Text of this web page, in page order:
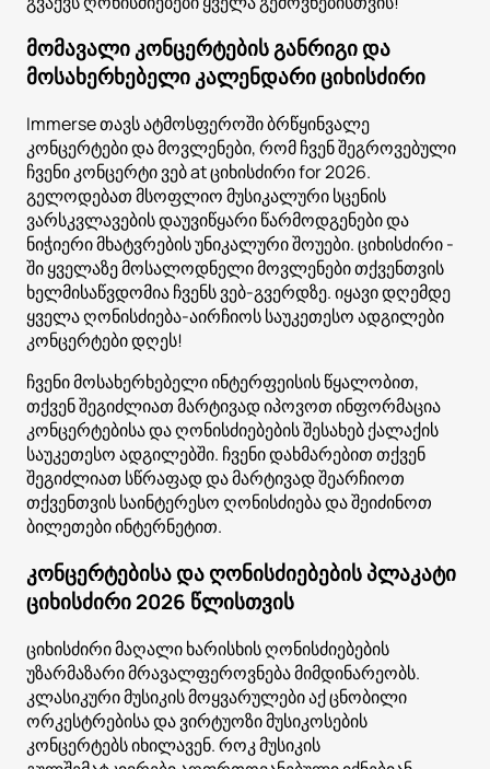
მომავალი კონცერტების განრიგი და
მოსახერხებელი კალენდარი ციხისძირი
Immerse თავს ატმოსფეროში ბრწყინვალე
კონცერტები და მოვლენები, რომ ჩვენ შეგროვებული
ჩვენი კონცერტი ვებ at ციხისძირი for 2026.
გელოდებათ მსოფლიო მუსიკალური სცენის
ვარსკვლავების დაუვიწყარი წარმოდგენები და
ნიჭიერი მხატვრების უნიკალური შოუები. ციხისძირი -
ში ყველაზე მოსალოდნელი მოვლენები თქვენთვის
ხელმისაწვდომია ჩვენს ვებ-გვერდზე. იყავი დღემდე
ყველა ღონისძიება-აირჩიოს საუკეთესო ადგილები
კონცერტები დღეს!
ჩვენი მოსახერხებელი ინტერფეისის წყალობით,
თქვენ შეგიძლიათ მარტივად იპოვოთ ინფორმაცია
კონცერტებისა და ღონისძიებების შესახებ ქალაქის
საუკეთესო ადგილებში. ჩვენი დახმარებით თქვენ
შეგიძლიათ სწრაფად და მარტივად შეარჩიოთ
თქვენთვის საინტერესო ღონისძიება და შეიძინოთ
ბილეთები ინტერნეტით.
კონცერტებისა და ღონისძიებების პლაკატი
ციხისძირი 2026 წლისთვის
ციხისძირი მაღალი ხარისხის ღონისძიებების
უზარმაზარი მრავალფეროვნება მიმდინარეობს.
კლასიკური მუსიკის მოყვარულები აქ ცნობილი
ორკესტრებისა და ვირტუოზი მუსიკოსების
კონცერტებს იხილავენ. როკ მუსიკის